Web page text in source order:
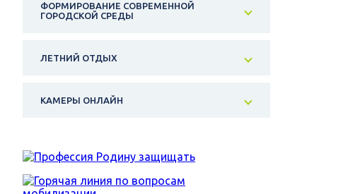
ФОРМИРОВАНИЕ СОВРЕМЕННОЙ
ГОРОДСКОЙ СРЕДЫ
ЛЕТНИЙ ОТДЫХ
КАМЕРЫ ОНЛАЙН